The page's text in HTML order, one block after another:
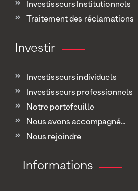
Investisseurs Institutionnels
Traitement des réclamations
Investir
Investisseurs individuels
Investisseurs professionnels
Notre portefeuille
Nous avons accompagné...
Nous rejoindre
Informations